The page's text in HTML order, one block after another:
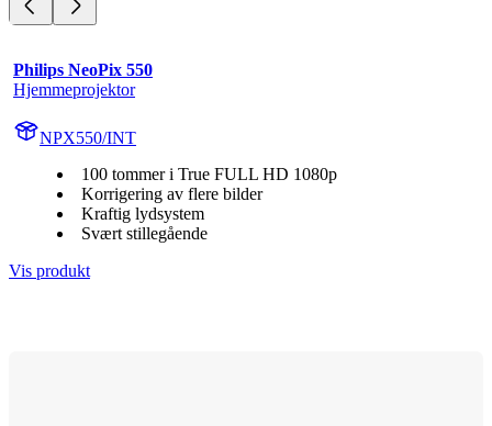
Philips NeoPix 550
Hjemmeprojektor
NPX550/INT
100 tommer i True FULL HD 1080p
Korrigering av flere bilder
Kraftig lydsystem
Svært stillegående
Vis produkt